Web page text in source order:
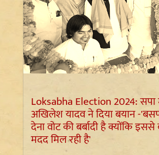
Loksabha Election 2024: सपा
अखिलेश यादव ने दिया बयान -
देना वोट की बर्बादी है क्योंकि
मदद मिल रही है'